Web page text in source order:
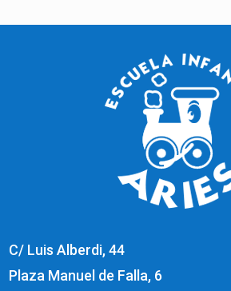
C/ Luis Alberdi, 44
Plaza Manuel de Falla, 6